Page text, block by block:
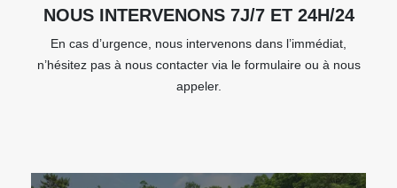
NOUS INTERVENONS 7J/7 ET 24H/24
En cas d’urgence, nous intervenons dans l’immédiat,
n’hésitez pas à nous contacter via le formulaire ou à nous
appeler.